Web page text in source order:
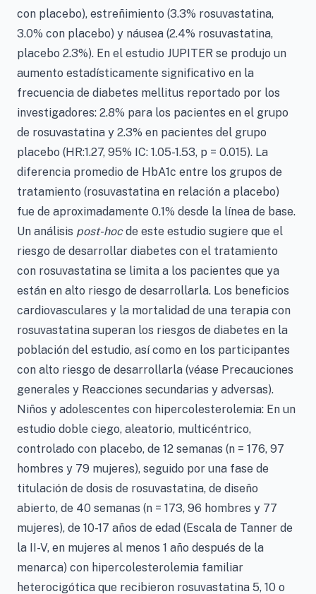
con placebo), estreñimiento (3.3% rosuvastatina,
3.0% con placebo) y náusea (2.4% rosuvastatina,
placebo 2.3%). En el estudio JUPITER se produjo un
aumento estadísticamente significativo en la
frecuencia de diabetes mellitus reportado por los
investigadores: 2.8% para los pacientes en el grupo
de rosuvastatina y 2.3% en pacientes del grupo
placebo (HR:1.27, 95% IC: 1.05-1.53, p = 0.015). La
diferencia promedio de HbA1c entre los grupos de
tratamiento (rosuvastatina en relación a placebo)
fue de aproximadamente 0.1% desde la línea de base.
Un análisis post-hocde este estudio sugiere que el
riesgo de desarrollar diabetes con el tratamiento
con rosuvastatina se limita a los pacientes que ya
están en alto riesgo de desarrollarla. Los beneficios
cardiovasculares y la mortalidad de una terapia con
rosuvastatina superan los riesgos de diabetes en la
población del estudio, así como en los participantes
con alto riesgo de desarrollarla (véase Precauciones
generales y Reacciones secundarias y adversas).
Niños y adolescentes con hipercolesterolemia: En un
estudio doble ciego, aleatorio, multicéntrico,
controlado con placebo, de 12 semanas (n = 176, 97
hombres y 79 mujeres), seguido por una fase de
titulación de dosis de rosuvastatina, de diseño
abierto, de 40 semanas (n = 173, 96 hombres y 77
mujeres), de 10-17 años de edad (Escala de Tanner de
la II-V, en mujeres al menos 1 año después de la
menarca) con hipercolesterolemia familiar
heterocigótica que recibieron rosuvastatina 5, 10 o